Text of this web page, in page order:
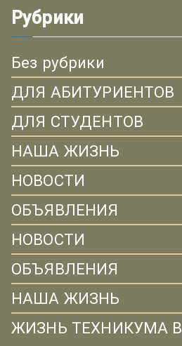
Рубрики
Без рубрики
ДЛЯ АБИТУРИЕНТОВ
ДЛЯ СТУДЕНТОВ
НАША ЖИЗНЬ
НОВОСТИ
ОБЪЯВЛЕНИЯ
НОВОСТИ
ОБЪЯВЛЕНИЯ
НАША ЖИЗНЬ
ЖИЗНЬ ТЕХНИКУМА В